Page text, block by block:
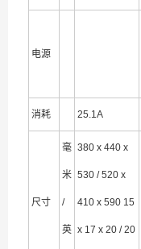
电源
消耗 25.1A
尺寸
毫
米
/
英
380 x 440 x
530 / 520 x
410 x 590 15
x 17 x 20 / 20